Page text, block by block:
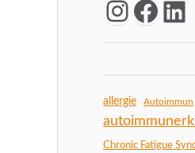
allergie Autoimmun
Chronic Fatigue